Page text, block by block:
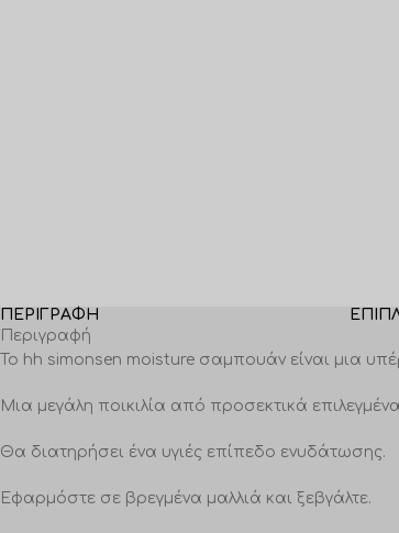
ΠΕΡΙΓΡΑΦΉ
Περιγραφή
Το hh simonsen moisture σαμπουάν είναι μια
Μια μεγάλη ποικιλία από προσεκτικά
Θα διατηρήσει ένα υγιές επίπεδο ενυδάτωσης.
Εφαρμόστε σε βρεγμένα μαλλιά και ξεβγάλτε.